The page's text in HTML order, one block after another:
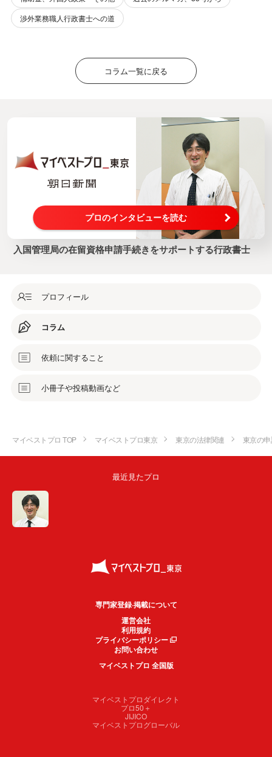
渉外業務職人行政書士への道
コラム一覧に戻る
プロのインタビューを読む
入国管理局の在留資格申請手続きをサポートする行政書士
プロフィール
コラム
依頼に関すること
小冊子や投稿動画など
マイベストプロ TOP マイベストプロ東京 東京の法律関連 東京の
最近見たプロ
専門家登録·掲載について
運営会社
利用規約
プライバシーポリシー
お問い合わせ
マイベストプロ 全国版
マイベストプロダイレクト
プロ50＋
JIJICO
マイベストプログローバル